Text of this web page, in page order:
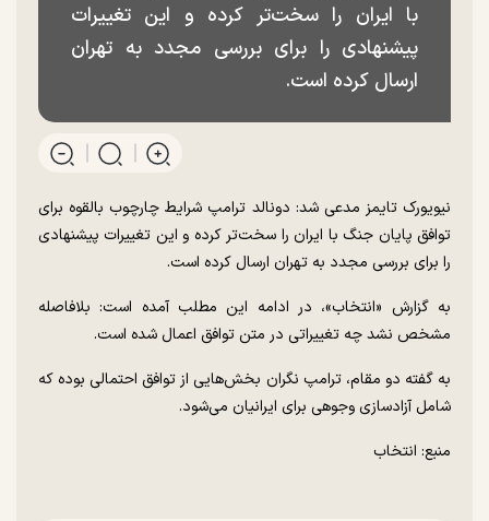
با ایران را سخت‌تر کرده و این تغییرات
پیشنهادی را برای بررسی مجدد به تهران
ارسال کرده است.
نیویورک تایمز مدعی شد: دونالد ترامپ شرایط چارچوب بالقوه برای
توافق پایان جنگ با ایران را سخت‌تر کرده و این تغییرات پیشنهادی
را برای بررسی مجدد به تهران ارسال کرده است.
به گزارش «انتخاب»، در ادامه این مطلب آمده است: بلافاصله
مشخص نشد چه تغییراتی در متن توافق اعمال شده است.
به گفته دو مقام، ترامپ نگران بخش‌هایی از توافق احتمالی بوده که
شامل آزادسازی وجوهی برای ایرانیان می‌شود.
منبع: انتخاب